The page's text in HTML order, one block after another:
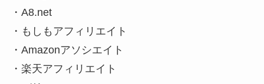
・A8.net
・もしもアフィリエイト
・Amazonアソシエイト
・楽天アフィリエイト